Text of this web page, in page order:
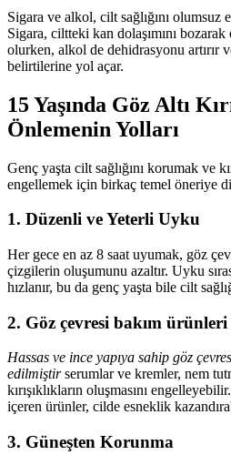
Sigara ve alkol, cilt sağlığını olumsuz
Sigara, ciltteki kan dolaşımını
olurken, alkol de dehidrasyonu artırır
belirtilerine yol açar.
15 Yaşında Göz Altı
Önlemenin Yolları
Genç yaşta cilt sağlığını korumak ve
engellemek için birkaç temel öneriye
1. Düzenli ve Yeterli Uyku
Her gece en az 8 saat uyumak, göz
çizgilerin oluşumunu azaltır. Uyku
hızlanır, bu da genç yaşta bile cilt
2. Göz çevresi bakım
Hassas ve ince yapıya sahip göz
edilmiştirserumlar ve kremler, nem
kırışıklıkların oluşmasını
içeren ürünler, cilde esneklik
3. Güneşten Korunma